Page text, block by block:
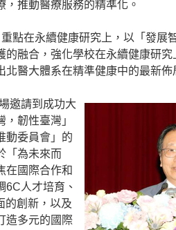
推動醫療服務的精準化。
點在永續健康研究上，以「發展
的融合，強化學校在永續健康研
醫大體系在精準健康中的最新佈
邀請到成功大
韌性臺灣」
動委員會」的
「為未來而
在國際合作和
6C人才培育、
的創新，以及
造多元的國際